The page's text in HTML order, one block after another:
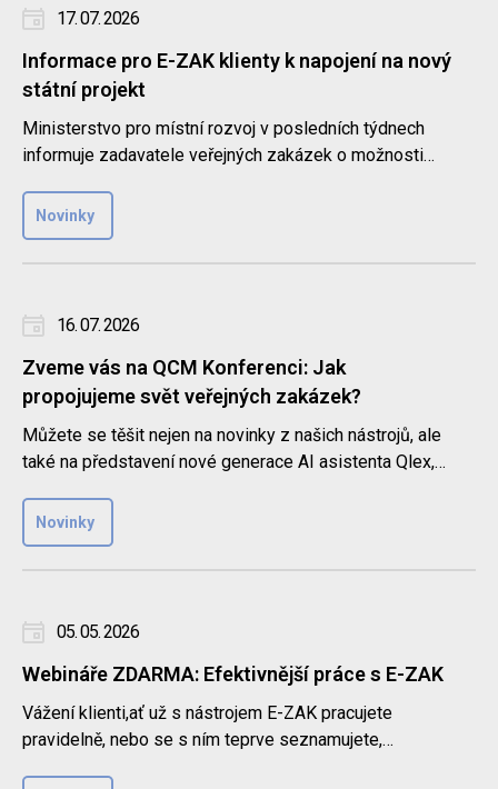
17. 07. 2026
Informace pro E-ZAK klienty k napojení na nový
státní projekt
Ministerstvo pro místní rozvoj v posledních týdnech
informuje zadavatele veřejných zakázek o možnosti
Novinky
16. 07. 2026
Zveme vás na QCM Konferenci: Jak
propojujeme svět veřejných zakázek?
Můžete se těšit nejen na novinky z našich nástrojů, ale
také na představení nové generace AI asistenta Qlex,
Novinky
05. 05. 2026
Webináře ZDARMA: Efektivnější práce s E-ZAK
Vážení klienti,ať už s nástrojem E-ZAK pracujete
pravidelně, nebo se s ním teprve seznamujete,